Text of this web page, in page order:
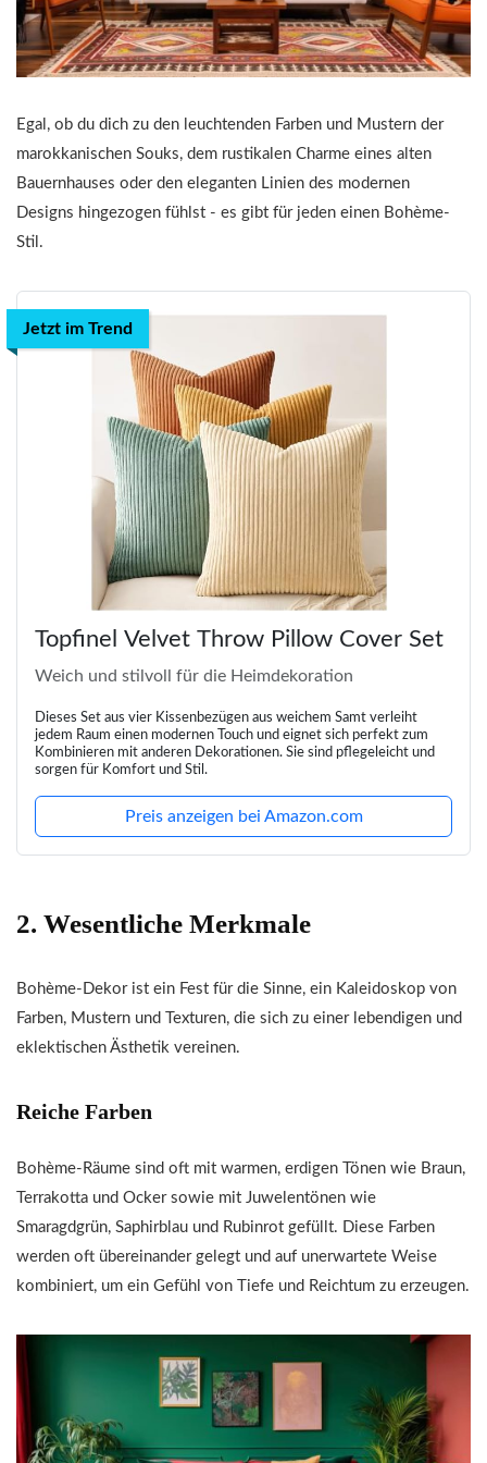
Egal, ob du dich zu den leuchtenden Farben und Mustern der
marokkanischen Souks, dem rustikalen Charme eines alten
Bauernhauses oder den eleganten Linien des modernen
Designs hingezogen fühlst - es gibt für jeden einen Bohème-
Stil.
Jetzt im Trend
Topfinel Velvet Throw Pillow Cover Set
Weich und stilvoll für die Heimdekoration
Dieses Set aus vier Kissenbezügen aus weichem Samt verleiht
jedem Raum einen modernen Touch und eignet sich perfekt zum
Kombinieren mit anderen Dekorationen. Sie sind pflegeleicht und
sorgen für Komfort und Stil.
Preis anzeigen bei Amazon.com
2. Wesentliche Merkmale
Bohème-Dekor ist ein Fest für die Sinne, ein Kaleidoskop von
Farben, Mustern und Texturen, die sich zu einer lebendigen und
eklektischen Ästhetik vereinen.
Reiche Farben
Bohème-Räume sind oft mit warmen, erdigen Tönen wie Braun,
Terrakotta und Ocker sowie mit Juwelentönen wie
Smaragdgrün, Saphirblau und Rubinrot gefüllt. Diese Farben
werden oft übereinander gelegt und auf unerwartete Weise
kombiniert, um ein Gefühl von Tiefe und Reichtum zu erzeugen.